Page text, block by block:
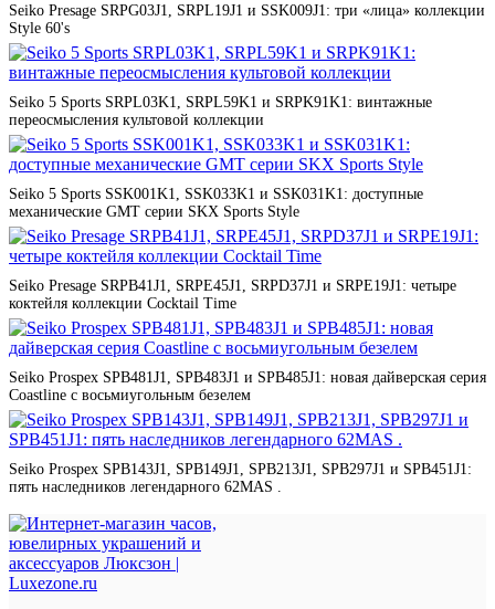
Seiko Presage SRPG03J1, SRPL19J1 и SSK009J1: три «лица» коллекции
Style 60's
Seiko 5 Sports SRPL03K1, SRPL59K1 и SRPK91K1: винтажные
переосмысления культовой коллекции
Seiko 5 Sports SSK001K1, SSK033K1 и SSK031K1: доступные
механические GMT серии SKX Sports Style
Seiko Presage SRPB41J1, SRPE45J1, SRPD37J1 и SRPE19J1: четыре
коктейля коллекции Cocktail Time
Seiko Prospex SPB481J1, SPB483J1 и SPB485J1: новая дайверская серия
Coastline с восьмиугольным безелем
Seiko Prospex SPB143J1, SPB149J1, SPB213J1, SPB297J1 и SPB451J1:
пять наследников легендарного 62MAS .